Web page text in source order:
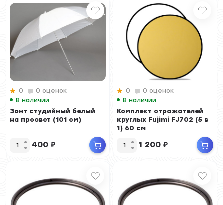
0
0 оценок
В наличии
Зонт студийный белый
на просвет (101 см)
400 ₽
0
0 оценок
В наличии
Комплект отражателей
круглых Fujimi FJ702 (5 в
1) 60 см
1 200 ₽